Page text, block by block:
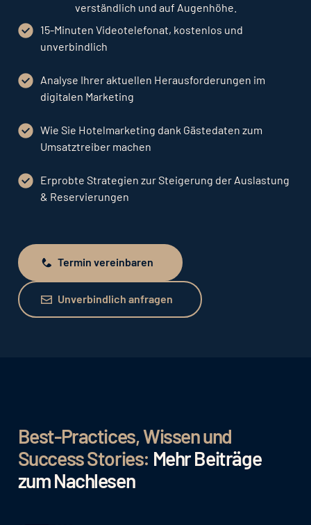
verständlich und auf Augenhöhe.
15-Minuten Videotelefonat, kostenlos und
unverbindlich
Analyse Ihrer aktuellen Herausforderungen im
digitalen Marketing
Wie Sie Hotelmarketing dank Gästedaten zum
Umsatztreiber machen
Erprobte Strategien zur Steigerung der Auslastung
& Reservierungen
Termin vereinbaren
Termin vereinbaren
Unverbindlich anfragen
Unverbindlich anfragen
Best-Practices, Wissen und
Success Stories: Mehr Beiträge
zum Nachlesen